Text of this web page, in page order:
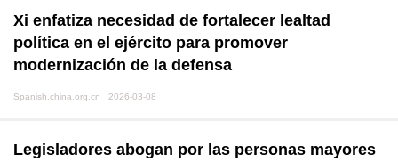
Xi enfatiza necesidad de fortalecer lealtad
política en el ejército para promover
modernización de la defensa
Spanish.china.org.cn 2026-03-08
Legisladores abogan por las personas mayores